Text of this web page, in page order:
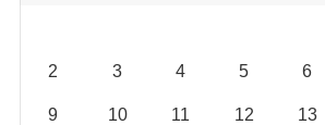
2 3 4 5 6
9 10 11 12 13